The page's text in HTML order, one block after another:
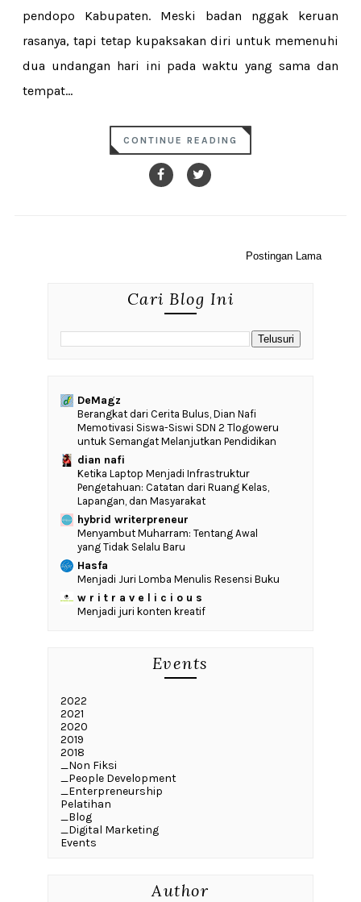
pendopo Kabupaten. Meski badan nggak keruan
rasanya, tapi tetap kupaksakan diri untuk memenuhi
dua undangan hari ini pada waktu yang sama dan
tempat...
CONTINUE READING
Postingan Lama
Cari Blog Ini
DeMagz
‎Berangkat dari Cerita Bulus, Dian Nafi
Memotivasi Siswa-Siswi SDN 2 Tlogoweru
untuk Semangat Melanjutkan Pendidikan
dian nafi
Ketika Laptop Menjadi Infrastruktur
Pengetahuan: Catatan dari Ruang Kelas,
Lapangan, dan Masyarakat
hybrid writerpreneur
Menyambut Muharram: Tentang Awal
yang Tidak Selalu Baru
Hasfa
Menjadi Juri Lomba Menulis Resensi Buku
w r i t r a v e l i c i o u s
Menjadi juri konten kreatif
Events
2022
2021
2020
2019
2018
_Non Fiksi
_People Development
_Enterpreneurship
Pelatihan
_Blog
_Digital Marketing
Events
Author